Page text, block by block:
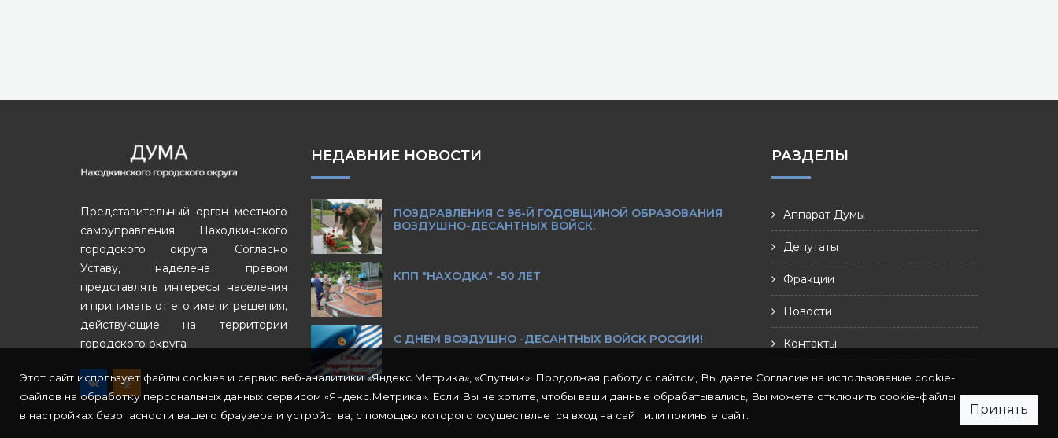
Представительный орган местного
самоуправления Находкинского
городского округа. Согласно
Уставу, наделена правом
представлять интересы населения
и принимать от его имени решения,
действующие на территории
городского округа
НЕДАВНИЕ НОВОСТИ
ПОЗДРАВЛЕНИЯ С 96-Й ГОДОВЩИНОЙ ОБРАЗОВАНИЯ
ВОЗДУШНО-ДЕСАНТНЫХ ВОЙСК.
КПП "НАХОДКА" -50 ЛЕТ
С ДНЕМ ВОЗДУШНО -ДЕСАНТНЫХ ВОЙСК РОССИИ!
РАЗДЕЛЫ
Аппарат Думы
Депутаты
Фракции
Новости
Контакты
Этот сайт использует файлы cookies и сервис веб-аналитики «Яндекс.Метрика», «Спутник». Продолжая работу с сайтом, Вы даете Согласие на использование cookie-
файлов на обработку персональных данных сервисом «Яндекс.Метрика». Если Вы не хотите, чтобы ваши данные обрабатывались, Вы можете отключить cookie-файлы
в настройках безопасности вашего браузера и устройства, с помощью которого осуществляется вход на сайт или покиньте сайт.
Принять